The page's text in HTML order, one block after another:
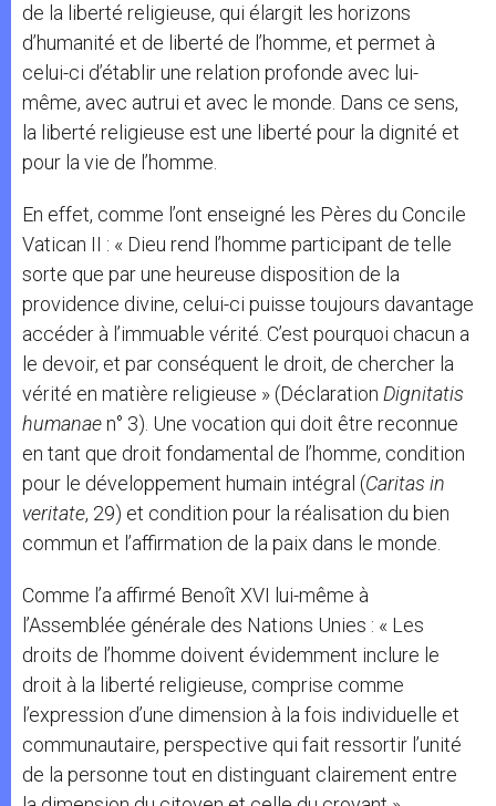
de la liberté religieuse, qui élargit les horizons
d’humanité et de liberté de l’homme, et permet à
celui-ci d’établir une relation profonde avec lui-
même, avec autrui et avec le monde. Dans ce sens,
la liberté religieuse est une liberté pour la dignité et
pour la vie de l’homme.
En effet, comme l’ont enseigné les Pères du Concile
Vatican II : « Dieu rend l’homme participant de telle
sorte que par une heureuse disposition de la
providence divine, celui-ci puisse toujours davantage
accéder à l’immuable vérité. C’est pourquoi chacun a
le devoir, et par conséquent le droit, de chercher la
vérité en matière religieuse » (Déclaration Dignitatis
humanaen° 3). Une vocation qui doit être reconnue
en tant que droit fondamental de l’homme, condition
pour le développement humain intégral (Caritas in
veritate, 29) et condition pour la réalisation du bien
commun et l’affirmation de la paix dans le monde.
Comme l’a affirmé Benoît XVI lui-même à
l’Assemblée générale des Nations Unies : « Les
droits de l’homme doivent évidemment inclure le
droit à la liberté religieuse, comprise comme
l’expression d’une dimension à la fois individuelle et
communautaire, perspective qui fait ressortir l’unité
de la personne tout en distinguant clairement entre